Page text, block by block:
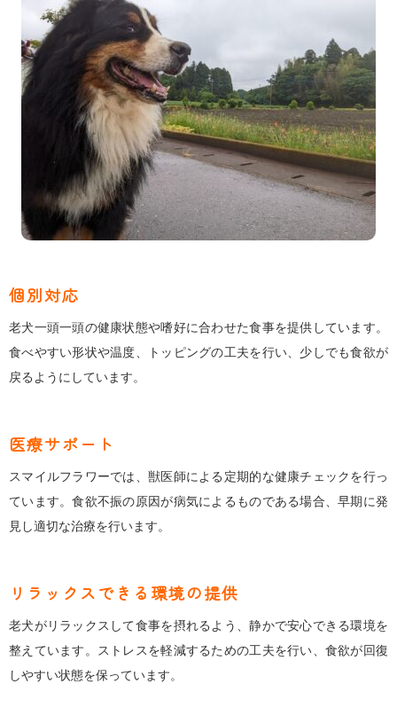
個別対応
老犬一頭一頭の健康状態や嗜好に合わせた食事を提供しています。
食べやすい形状や温度、トッピングの工夫を行い、少しでも食欲が
戻るようにしています。
医療サポート
スマイルフラワーでは、獣医師による定期的な健康チェックを行っ
ています。食欲不振の原因が病気によるものである場合、早期に発
見し適切な治療を行います。
リラックスできる環境の提供
老犬がリラックスして食事を摂れるよう、静かで安心できる環境を
整えています。ストレスを軽減するための工夫を行い、食欲が回復
しやすい状態を保っています。